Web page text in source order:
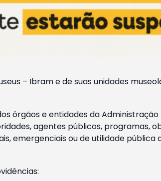
– Ibram e de suas unidades
órgãos e entidades da Administração
agentes públicos, programas,
emergenciais ou de utilidade pública